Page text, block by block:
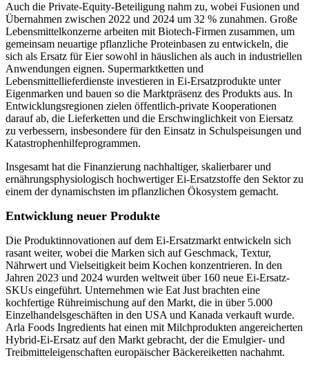
Auch die Private-Equity-Beteiligung nahm zu, wobei Fusionen und
Übernahmen zwischen 2022 und 2024 um 32 % zunahmen. Große
Lebensmittelkonzerne arbeiten mit Biotech-Firmen zusammen, um
gemeinsam neuartige pflanzliche Proteinbasen zu entwickeln, die
sich als Ersatz für Eier sowohl in häuslichen als auch in industriellen
Anwendungen eignen. Supermarktketten und
Lebensmittellieferdienste investieren in Ei-Ersatzprodukte unter
Eigenmarken und bauen so die Marktpräsenz des Produkts aus. In
Entwicklungsregionen zielen öffentlich-private Kooperationen
darauf ab, die Lieferketten und die Erschwinglichkeit von Eiersatz
zu verbessern, insbesondere für den Einsatz in Schulspeisungen und
Katastrophenhilfeprogrammen.
Insgesamt hat die Finanzierung nachhaltiger, skalierbarer und
ernährungsphysiologisch hochwertiger Ei-Ersatzstoffe den Sektor zu
einem der dynamischsten im pflanzlichen Ökosystem gemacht.
Entwicklung neuer Produkte
Die Produktinnovationen auf dem Ei-Ersatzmarkt entwickeln sich
rasant weiter, wobei die Marken sich auf Geschmack, Textur,
Nährwert und Vielseitigkeit beim Kochen konzentrieren. In den
Jahren 2023 und 2024 wurden weltweit über 160 neue Ei-Ersatz-
SKUs eingeführt. Unternehmen wie Eat Just brachten eine
kochfertige Rühreimischung auf den Markt, die in über 5.000
Einzelhandelsgeschäften in den USA und Kanada verkauft wurde.
Arla Foods Ingredients hat einen mit Milchprodukten angereicherten
Hybrid-Ei-Ersatz auf den Markt gebracht, der die Emulgier- und
Treibmitteleigenschaften europäischer Bäckereiketten nachahmt.